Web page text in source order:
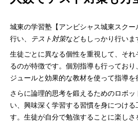
城東の学習塾【アンビシャス城東スク
行い、
テスト対策などもしっかり行いま
生徒ごとに異なる個性を重視して、それ
るのが特徴です。個別指導も行ってお
ジュールと効果的な教材を使って指導を
さらに論理的思考を鍛えるためのロボ
い、興味深く学習する習慣を身につける
す。生徒が自分で勉強することに楽し